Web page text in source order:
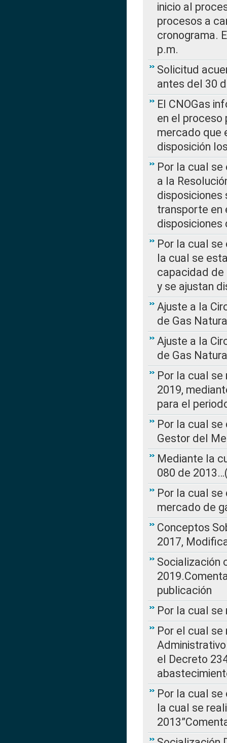
inicio al
procesos a
cronograma.
p.m.
Solicitud
antes del 30
El CNOGas
en el
mercado que
disposición
Por la cual se
a la
disposiciones
transporte en
disposiciones
Por la cual se
la cual se
capacidad de
y se ajustan
Ajuste a la
de Gas
Ajuste a la
de Gas
Por la cual se
2019,
para el
Por la cual
Gestor del
Mediante la
080 de
Por la cual
mercado de
Conceptos
2017,
Socialización
publicación
Por la cual se
Por el cual
el Decreto
Por la cual se
la cual se